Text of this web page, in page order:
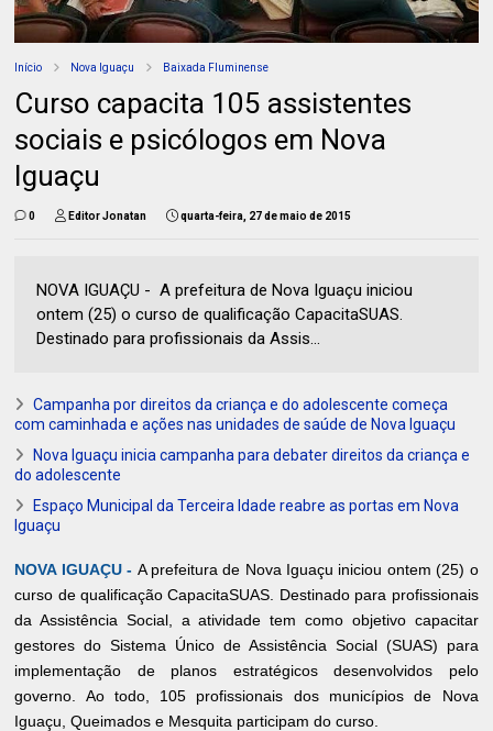
Início Nova Iguaçu Baixada Fluminense
Curso capacita 105 assistentes
sociais e psicólogos em Nova
Iguaçu
0 Editor Jonatan quarta-feira, 27 de maio de 2015
NOVA IGUAÇU - A prefeitura de Nova Iguaçu iniciou
ontem (25) o curso de qualificação CapacitaSUAS.
Destinado para profissionais da Assis...
Campanha por direitos da criança e do adolescente começa
com caminhada e ações nas unidades de saúde de Nova Iguaçu
Nova Iguaçu inicia campanha para debater direitos da criança e
do adolescente
Espaço Municipal da Terceira Idade reabre as portas em Nova
Iguaçu
NOVA IGUAÇU - A prefeitura de Nova Iguaçu iniciou ontem (25) o
curso de qualificação CapacitaSUAS. Destinado para profissionais
da Assistência Social, a atividade tem como objetivo capacitar
gestores do Sistema Único de Assistência Social (SUAS) para
implementação de planos estratégicos desenvolvidos pelo
governo. Ao todo, 105 profissionais dos municípios de Nova
Iguaçu, Queimados e Mesquita participam do curso.